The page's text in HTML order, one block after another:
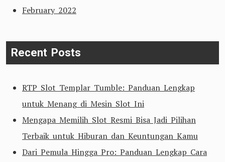
February 2022
Recent Posts
RTP Slot Templar Tumble: Panduan Lengkap
untuk Menang di Mesin Slot Ini
Mengapa Memilih Slot Resmi Bisa Jadi Pilihan
Terbaik untuk Hiburan dan Keuntungan Kamu
Dari Pemula Hingga Pro: Panduan Lengkap Cara